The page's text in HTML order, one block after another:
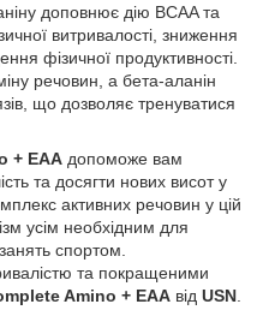
доповнює дію BCAA та
витривалості, зниження
фізичної продуктивності.
речовин, а бета-аланін
що дозволяє тренуватися
+ EAA допоможе вам
та досягти нових висот у
активних речовин у цій
усім необхідним для
спортом.
та покращеними
Amino + EAA від USN